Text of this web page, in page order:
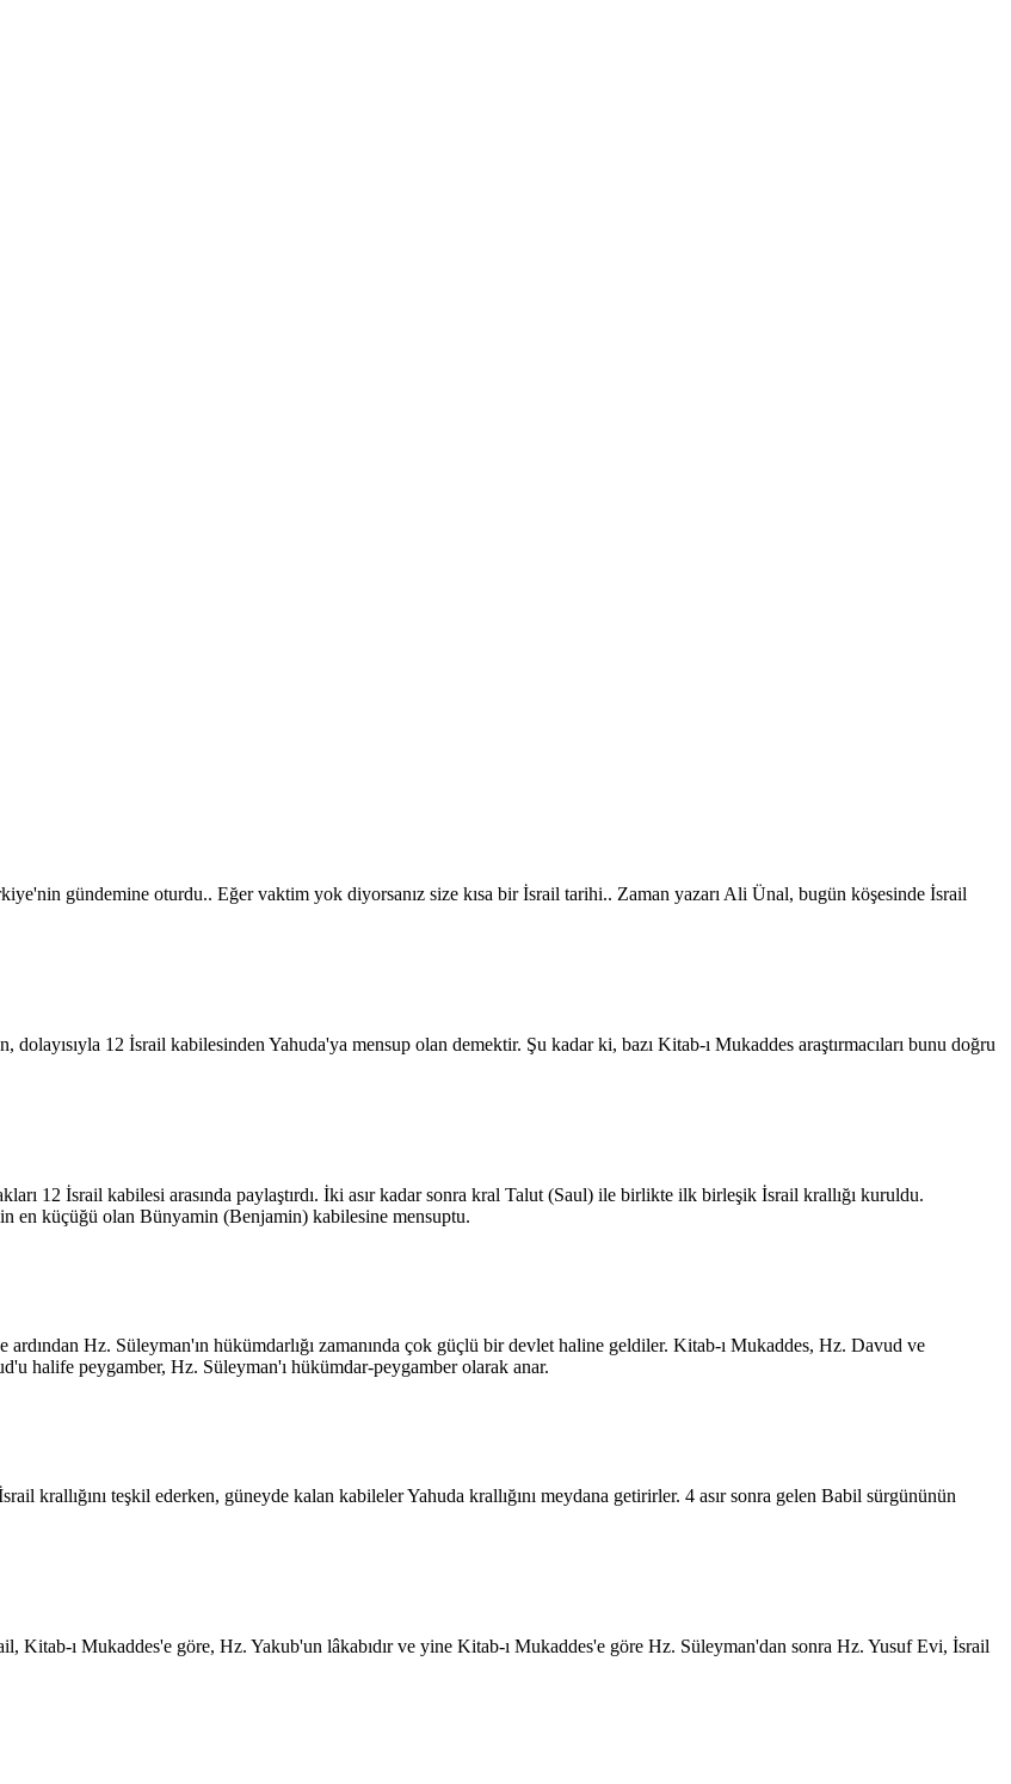
gündemine oturdu.. Eğer vaktim yok diyorsanız size kısa bir İsrail tarihi.. Zaman yazarı Ali Ünal, bugün köşesinde İsrail
12 İsrail kabilesinden Yahuda'ya mensup olan demektir. Şu kadar ki, bazı Kitab-ı Mukaddes araştırmacıları bunu doğru
12 İsrail kabilesi arasında paylaştırdı. İki asır kadar sonra kral Talut (Saul) ile birlikte ilk birleşik İsrail krallığı kuruldu.
en küçüğü olan Bünyamin (Benjamin) kabilesine mensuptu.
Hz. Süleyman'ın hükümdarlığı zamanında çok güçlü bir devlet haline geldiler. Kitab-ı Mukaddes, Hz. Davud ve
halife peygamber, Hz. Süleyman'ı hükümdar-peygamber olarak anar.
krallığını teşkil ederken, güneyde kalan kabileler Yahuda krallığını meydana getirirler. 4 asır sonra gelen Babil sürgününün
Kitab-ı Mukaddes'e göre, Hz. Yakub'un lâkabıdır ve yine Kitab-ı Mukaddes'e göre Hz. Süleyman'dan sonra Hz. Yusuf Evi, İsrail